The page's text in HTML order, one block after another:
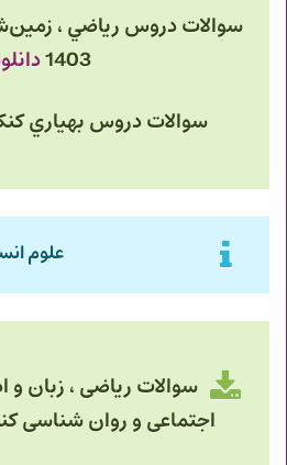
سوالات دروس رياضي ،
1403
سوالات دروس بهياري
علوم
سوالات رياضی ، زبان و
اجتماعی و روان شناسی